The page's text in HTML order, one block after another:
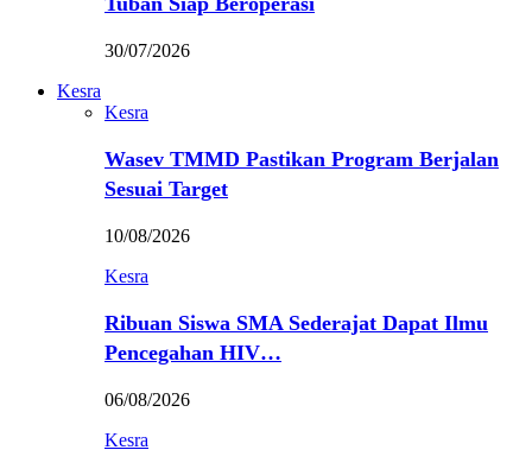
30/07/2026
Kesra
Kesra
Wasev TMMD Pastikan Program Berjalan
Sesuai Target
10/08/2026
Kesra
Ribuan Siswa SMA Sederajat Dapat Ilmu
Pencegahan HIV…
06/08/2026
Kesra